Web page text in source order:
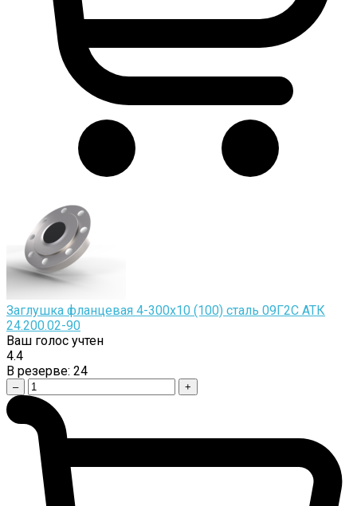
Заглушка фланцевая 4-300х10 (100) сталь 09Г2С АТК
24.200.02-90
Ваш голос учтен
4.4
В резерве: 24
– +